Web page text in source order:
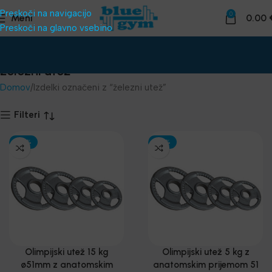
Preskoči na navigacijo
Preskoči na glavno vsebino
Meni 0 0.00
železni utež
Domov Izdelki označeni z “železni utež”
Filteri
-30%
Olimpijski utež 15 kg
ø51mm z anatomskim
-30%
Olimpijski utež 5 kg z
anatomskim prijemom 51